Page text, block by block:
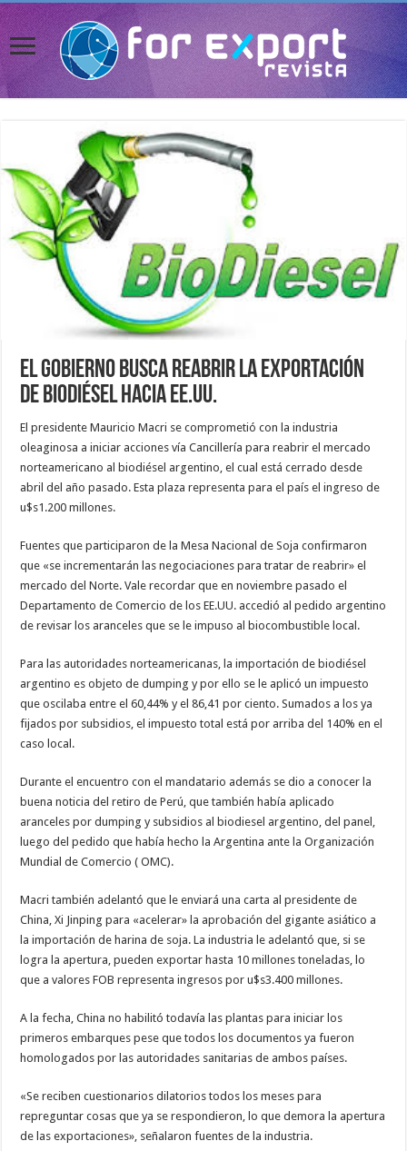
El gobierno busca reabrir la exportación
de biodiésel hacia EE.UU.
El presidente Mauricio Macri se comprometió con la industria
oleaginosa a iniciar acciones vía Cancillería para reabrir el mercado
norteamericano al biodiésel argentino, el cual está cerrado desde
abril del año pasado. Esta plaza representa para el país el ingreso de
u$s1.200 millones.
Fuentes que participaron de la Mesa Nacional de Soja confirmaron
que «se incrementarán las negociaciones para tratar de reabrir» el
mercado del Norte. Vale recordar que en noviembre pasado el
Departamento de Comercio de los EE.UU. accedió al pedido argentino
de revisar los aranceles que se le impuso al biocombustible local.
Para las autoridades norteamericanas, la importación de biodiésel
argentino es objeto de dumping y por ello se le aplicó un impuesto
que oscilaba entre el 60,44% y el 86,41 por ciento. Sumados a los ya
fijados por subsidios, el impuesto total está por arriba del 140% en el
caso local.
Durante el encuentro con el mandatario además se dio a conocer la
buena noticia del retiro de Perú, que también había aplicado
aranceles por dumping y subsidios al biodiesel argentino, del panel,
luego del pedido que había hecho la Argentina ante la Organización
Mundial de Comercio ( OMC).
Macri también adelantó que le enviará una carta al presidente de
China, Xi Jinping para «acelerar» la aprobación del gigante asiático a
la importación de harina de soja. La industria le adelantó que, si se
logra la apertura, pueden exportar hasta 10 millones toneladas, lo
que a valores FOB representa ingresos por u$s3.400 millones.
A la fecha, China no habilitó todavía las plantas para iniciar los
primeros embarques pese que todos los documentos ya fueron
homologados por las autoridades sanitarias de ambos países.
«Se reciben cuestionarios dilatorios todos los meses para
repreguntar cosas que ya se respondieron, lo que demora la apertura
de las exportaciones», señalaron fuentes de la industria.